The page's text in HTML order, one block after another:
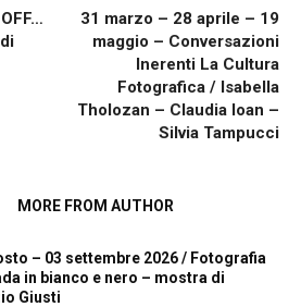
31 marzo – 28 aprile – 19
maggio – Conversazioni
Inerenti La Cultura
Fotografica / Isabella
Tholozan – Claudia Ioan –
Silvia Tampucci
MORE FROM AUTHOR
– 03 settembre 2026 / Fotografia
in bianco e nero – mostra di
Giusti